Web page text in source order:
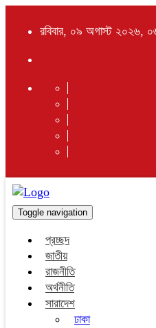
রবিবার, ০৯ অগাস্ট ২০২৬,
Toggle navigation
প্রচ্ছদ
জাতীয়
রাজনীতি
অর্থনীতি
সারাদেশ
ঢাকা